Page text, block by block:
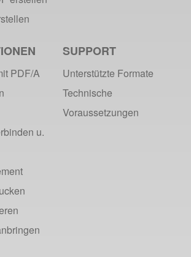
PDF/A
u.
SUPPORT
Unterstützte Formate
Technische
Voraussetzungen